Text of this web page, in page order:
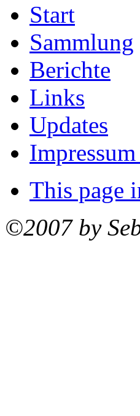
Start
Sammlung
Berichte
Links
Updates
This page
©2007 by